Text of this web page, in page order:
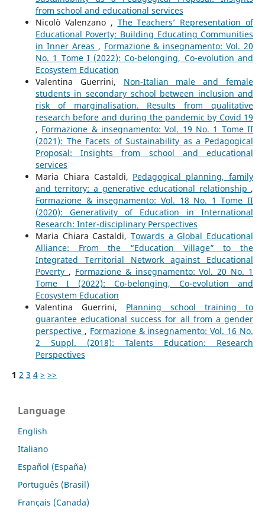
from school and educational services
Nicolò Valenzano , The Teachers’ Representation of
Educational Poverty: Building Educating Communities
in Inner Areas , Formazione & insegnamento: Vol. 20
No. 1 Tome I (2022): Co-belonging, Co-evolution and
Ecosystem Education
Valentina Guerrini, Non-Italian male and female
students in secondary school between inclusion and
risk of marginalisation. Results from qualitative
research before and during the pandemic by Covid 19
, Formazione & insegnamento: Vol. 19 No. 1 Tome II
(2021): The Facets of Sustainability as a Pedagogical
Proposal: Insights from school and educational
services
Maria Chiara Castaldi, Pedagogical planning, family
and territory: a generative educational relationship ,
Formazione & insegnamento: Vol. 18 No. 1 Tome II
(2020): Generativity of Education in International
Research: Inter-disciplinary Perspectives
Maria Chiara Castaldi, Towards a Global Educational
Alliance: From the “Education Village” to the
Integrated Territorial Network against Educational
Poverty , Formazione & insegnamento: Vol. 20 No. 1
Tome I (2022): Co-belonging, Co-evolution and
Ecosystem Education
Valentina Guerrini, Planning school training to
guarantee educational success for all from a gender
perspective , Formazione & insegnamento: Vol. 16 No.
2 Suppl. (2018): Talents Education: Research
Perspectives
1 2 3 4 > >>
Language
English
Italiano
Español (España)
Português (Brasil)
Français (Canada)